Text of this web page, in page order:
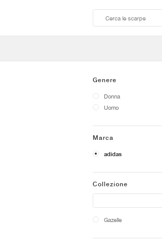
Genere
Donna
Uomo
Marca
adidas
Collezione
Gazelle